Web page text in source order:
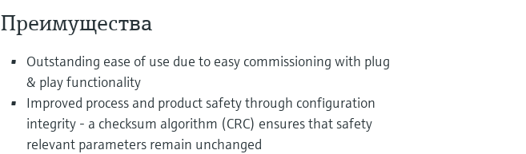
Преимущества
Outstanding ease of use due to easy commissioning with plug
& play functionality
Improved process and product safety through configuration
integrity - a checksum algorithm (CRC) ensures that safety
relevant parameters remain unchanged